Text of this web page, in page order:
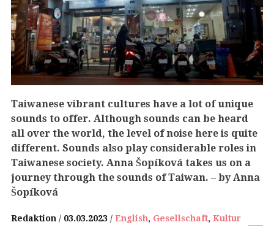
Taiwanese vibrant cultures have a lot of unique
sounds to offer. Although sounds can be heard
all over the world, the level of noise here is quite
different. Sounds also play considerable roles in
Taiwanese society. Anna Šopíková takes us on a
journey through the sounds of Taiwan. – by Anna
Šopíková
Redaktion 03.03.2023 English, Gesellschaft, Kultur